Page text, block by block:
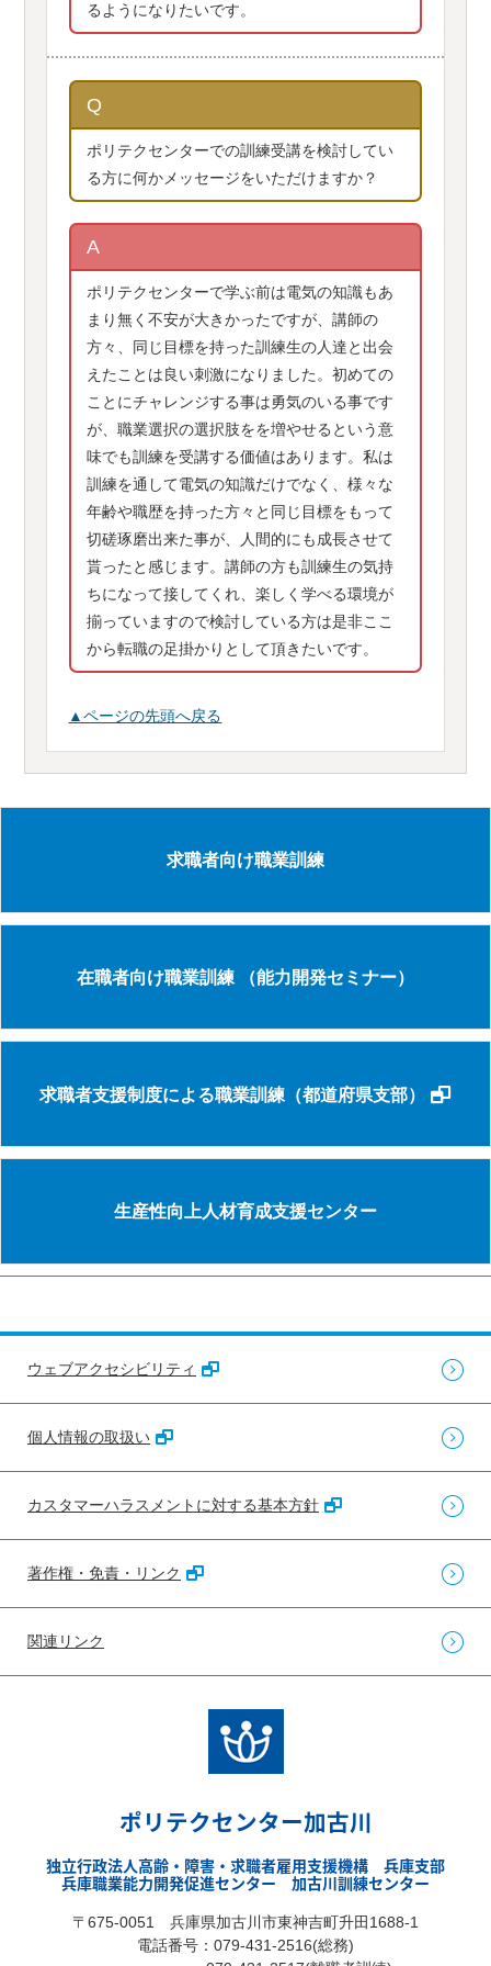
るようになりたいです。
Q
ポリテクセンターでの訓練受講を検討してい
る方に何かメッセージをいただけますか？
A
ポリテクセンターで学ぶ前は電気の知識もあ
まり無く不安が大きかったですが、講師の
方々、同じ目標を持った訓練生の人達と出会
えたことは良い刺激になりました。初めての
ことにチャレンジする事は勇気のいる事です
が、職業選択の選択肢をを増やせるという意
味でも訓練を受講する価値はあります。私は
訓練を通して電気の知識だけでなく、様々な
年齢や職歴を持った方々と同じ目標をもって
切磋琢磨出来た事が、人間的にも成長させて
貰ったと感じます。講師の方も訓練生の気持
ちになって接してくれ、楽しく学べる環境が
揃っていますので検討している方は是非ここ
から転職の足掛かりとして頂きたいです。
▲ページの先頭へ戻る
求職者向け職業訓練
在職者向け職業訓練 （能力開発セミナー）
求職者支援制度による職業訓練（都道府県支部）
生産性向上人材育成支援センター
ウェブアクセシビリティ
個人情報の取扱い
カスタマーハラスメントに対する基本方針
著作権・免責・リンク
関連リンク
ポリテクセンター加古川
独立行政法人高齢・障害・求職者雇用支援機構 兵庫支部
兵庫職業能力開発促進センター 加古川訓練センター
〒675-0051 兵庫県加古川市東神吉町升田1688-1
電話番号：079-431-2516(総務)